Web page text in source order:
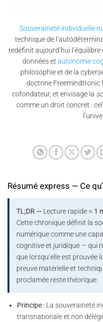
Souveraineté individuelle
technique de
redéfinit aujourd’hui
données et autonomie
philosophie et de la
doctrine Freemindtronic
cofondateur, et envisage la
comme un droit concret :
Résumé express — Ce
TL;DR — Lecture rapide ≈ 1
Cette chronique définit la
numérique comme une
cognitive et juridique — qui
que lorsqu’elle est prouvée
preuve matérielle et
proclamée reste théorique.
Principe: La souveraineté
transnationale et non